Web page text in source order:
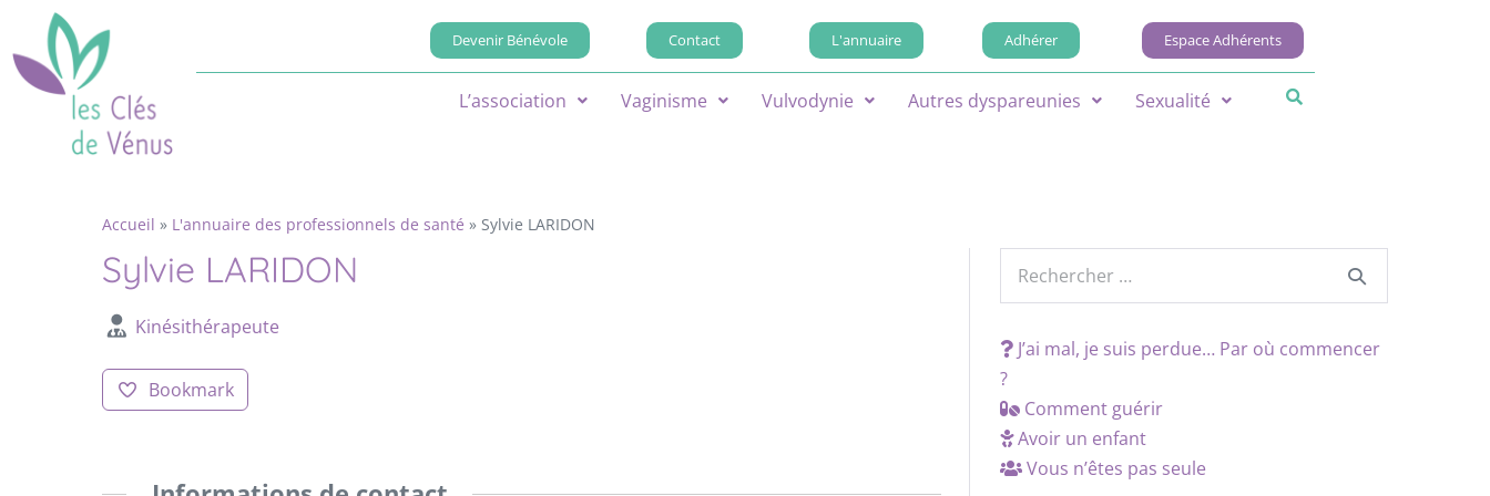
Devenir Bénévole Contact L'annuaire Adhérer Espace Adhérents
L’association Vaginisme Vulvodynie Autres dyspareunies Sexualité
Accueil » L'annuaire des professionnels de santé » Sylvie LARIDON
Sylvie LARIDON
Kinésithérapeute
Bookmark
J’ai mal, je suis perdue… Par où commencer
?
Comment guérir
Avoir un enfant
Vous n’êtes pas seule